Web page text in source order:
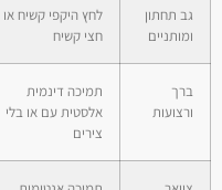
גב תחתון
ומותניים
לחץ היקפי קשיח או
חצי קשיח
ברך
ורצועות
תמיכה דינמית
אלסטית עם או בלי
צירים